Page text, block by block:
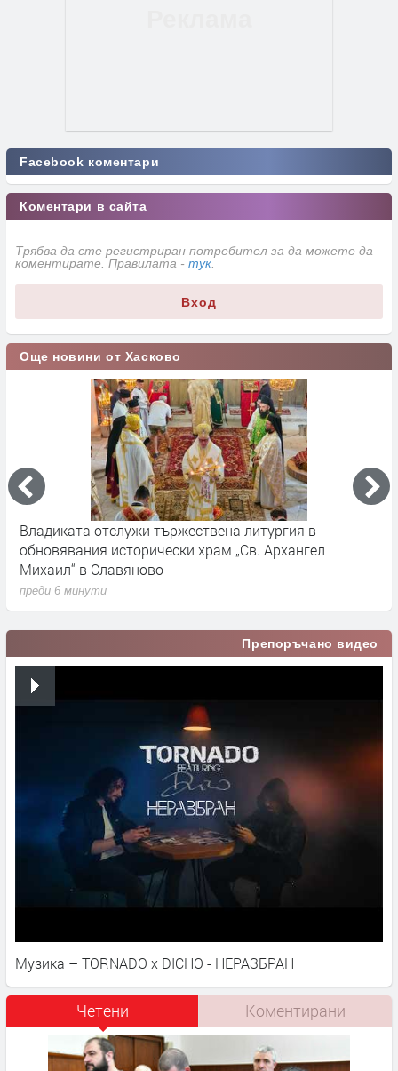
Facebook коментари
Коментари в сайта
Трябва да сте регистриран потребител за да можете да
коментирате. Правилата - тук
Вход
Още новини от Хасково
Владиката отслужи тържествена литургия в
обновявания исторически храм „Св. Архангел
Михаил“ в Славяново
преди 6 минути
Препоръчано видео
Музика – TORNADO x DICHO - НЕРАЗБРАН
Четени Коментирани